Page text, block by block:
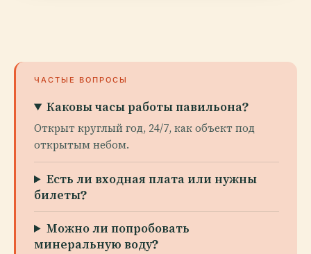
ЧАСТЫЕ ВОПРОСЫ
Каковы часы работы павильона?
Открыт круглый год, 24/7, как объект под
открытым небом.
Есть ли входная плата или нужны
билеты?
Можно ли попробовать
минеральную воду?